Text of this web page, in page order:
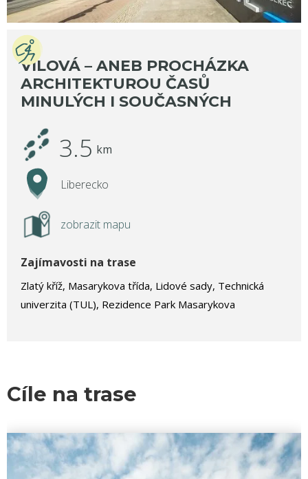
VILOVÁ – ANEB PROCHÁZKA
ARCHITEKTUROU ČASŮ
MINULÝCH I SOUČASNÝCH
3.5 km
Liberecko
zobrazit mapu
Zajímavosti na trase
Zlatý kříž, Masarykova třída, Lidové sady, Technická
univerzita (TUL), Rezidence Park Masarykova
Cíle na trase